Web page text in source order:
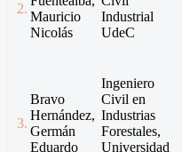
2.
Mauricio
Nicolás
Industrial
UdeC
3.
Bravo
Hernández,
Germán
Eduardo
Ingeniero
Civil en
Industrias
Forestales,
Universidad